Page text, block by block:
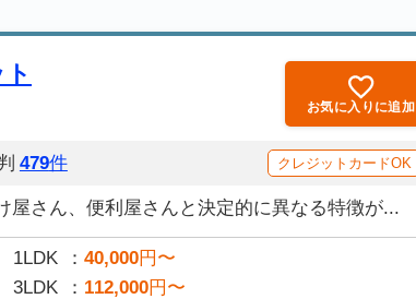
お気に入りに追加
479件 クレジットカードOK
屋さん、便利屋さんと決定的に異なる特徴が...
1LDK 40,000円〜
3LDK 112,000円〜